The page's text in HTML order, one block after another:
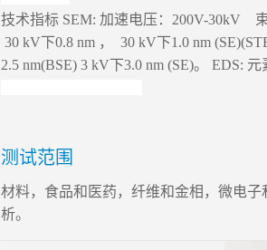
技术指标 SEM: 加速电压：200V-30kV
30 kV下0.8 nm ， 30 kV下1.0 nm
2.5 nm(BSE) 3 kV下3.0 nm (SE)。 EDS:
测试范围
材料，食品和医药，纤维和金相，微电
析。